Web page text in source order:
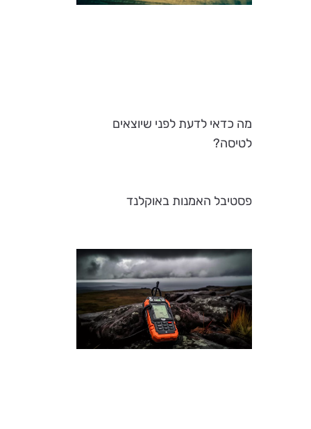
מה כדאי לדעת לפני שיוצאים
לטיסה?
פסטיבל האמנות באוקלנד